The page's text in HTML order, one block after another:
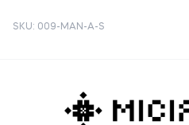
SKU: 009-MAN-A-S